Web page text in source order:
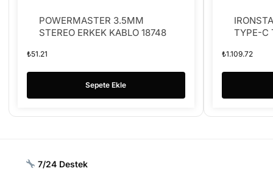
POWERMASTER 3.5MM
STEREO ERKEK KABLO 18748
₺51.21
Sepete Ekle
TYPE-C
₺1.109.72
7/24 Destek